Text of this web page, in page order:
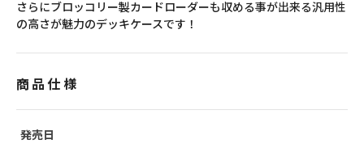
さらにブロッコリー製カードローダーも収める事が出来る汎用性
の高さが魅力のデッキケースです！
商品仕様
発売日